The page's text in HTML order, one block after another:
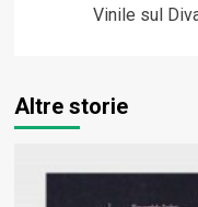
Vinile sul
Altre storie